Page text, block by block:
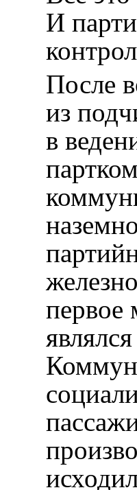
И
После
из
в
первое